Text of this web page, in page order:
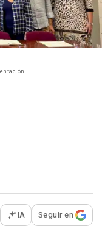
opciones para
IA Seguir en